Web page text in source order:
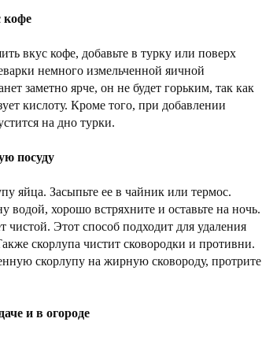
кофе
вкус кофе, добавьте в турку или поверх
немного измельченной яичной
заметно ярче, он не будет горьким, так как
кислоту. Кроме того, при добавлении
на дно турки.
посуду
яйца. Засыпьте ее в чайник или термос.
водой, хорошо встряхните и оставьте на ночь.
чистой. Этот способ подходит для удаления
скорлупа чистит сковородки и противни.
скорлупу на жирную сковороду, протрите
и в огороде